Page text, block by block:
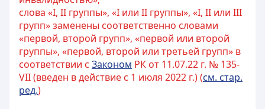
слова «I, II группы», «I или II группы», «I, II или III
групп» заменены соответственно словами
«первой, второй групп», «первой или второй
группы», «первой, второй или третьей групп» в
соответствии с Законом РК от 11.07.22 г. № 135-
VII (введен в действие с 1 июля 2022 г.) (см. стар.
ред.)